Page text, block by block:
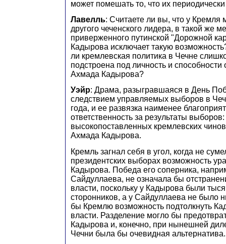
может помешать то, что их
Лавелль: Считаете ли вы, что у Кремля
другого чеченского лидера, в такой же
приверженного путинской "Дорожной
Кадырова исключает такую
ли кремлевская политика в Чечне
подстроена под личность и способности
Ахмада Кадырова?
Уэйр: Драма, разыгравшаяся в День
следствием управляемых выборов в
года, и ее развязка наименее
ответственность за результаты выборов:
высокопоставленных кремлевских
Ахмада Кадырова.
Кремль загнал себя в угол, когда не
президентских выборах возможность
Кадырова. Победа его соперника,
Сайдуллаева, не означала бы
власти, поскольку у Кадырова были
сторонников, а у Сайдуллаева не было
бы Кремлю возможность подтолкнуть
власти. Разделение могло бы
Кадырова и, конечно, при нынешней
Чечни была бы очевидная альтернатива.